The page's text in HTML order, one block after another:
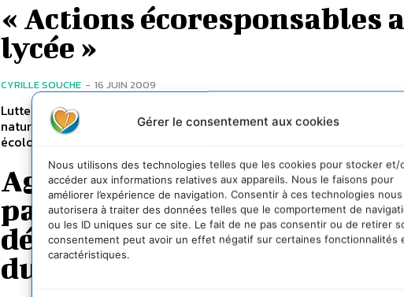
Gérer le consentement aux cookies
Nous utilisons des technologies telles que les cookies pour stocker et/
accéder aux informations relatives aux appareils. Nous le faisons pour
améliorer l’expérience de navigation. Consentir à ces technologies nous
autorisera à traiter des données telles que le comportement de
ou les ID uniques sur ce site. Le fait de ne pas consentir ou de retirer
consentement peut avoir un effet négatif sur certaines fonctionnalités
caractéristiques.
« Actions écoresponsables
lycée »
CYRILLE SOUCHE - 16 JUIN 2009
Lutte contre le réchauffement climatique, préservation des ressources
naturelles et consommation responsable : pour répondre à ces défis
écologiques majeurs, l’ARPE Midi-Pyrénées propose un...
Agenda 21 scolaire des
parisiennes : des écoles en
démarche de
durable